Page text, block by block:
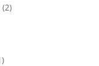
(2)